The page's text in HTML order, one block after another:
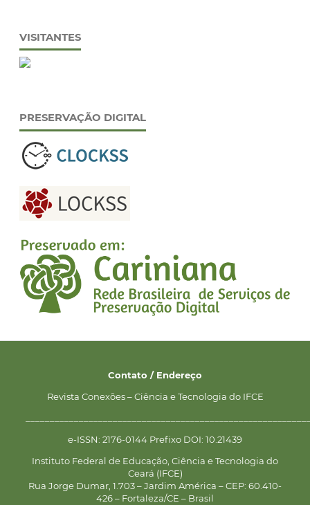
VISITANTES
PRESERVAÇÃO DIGITAL
Contato / Endereço
Revista Conexões – Ciência e Tecnologia do IFCE
e-ISSN: 2176-0144 Prefixo DOI: 10.21439
Instituto Federal de Educação, Ciência e Tecnologia do
Ceará (IFCE)
Rua Jorge Dumar, 1.703 – Jardim América – CEP: 60.410-
426 – Fortaleza/CE – Brasil